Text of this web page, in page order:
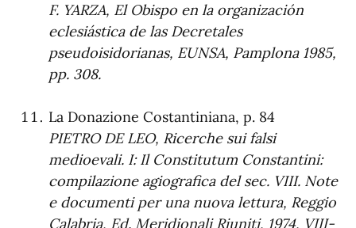
F. YARZA, El Obispo en la organización
eclesiástica de las Decretales
pseudoisidorianas, EUNSA, Pamplona 1985,
pp. 308.
La Donazione Costantiniana, p. 84
PIETRO DE LEO, Ricerche sui falsi
medioevali. I: Il Constitutum Constantini:
compilazione agiografica del sec. VIII. Note
e documenti per una nuova lettura, Reggio
Calabria, Ed. Meridionali Riuniti, 1974, VIII-